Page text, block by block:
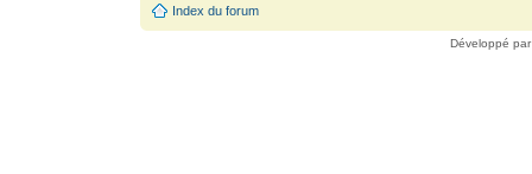
Index du forum
Développé